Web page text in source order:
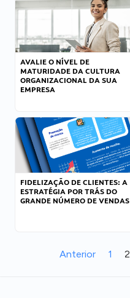
AVALIE O NÍVEL DE
MATURIDADE DA CULTURA
ORGANIZACIONAL DA SUA
EMPRESA
FIDELIZAÇÃO DE CLIENTES: A
ESTRATÉGIA POR TRÁS DO
GRANDE NÚMERO DE VENDAS
Anterior 1 2